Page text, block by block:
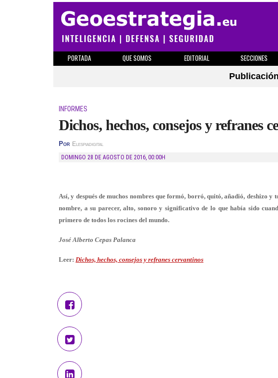
PORTADA QUE SOMOS EDITORIAL SECCIONES
INFORMES
Dichos, hechos, consejos y refranes
Por Elespiadigital
DOMINGO 28 DE AGOSTO DE 2016, 00:00H
Así, y después de muchos nombres que formó, borró, quitó, añadió, deshizo
nombre, a su parecer, alto, sonoro y significativo de lo que había sido
primero de todos los rocines del mundo.
José Alberto Cepas Palanca
Leer: Dichos, hechos, consejos y refranes cervantinos